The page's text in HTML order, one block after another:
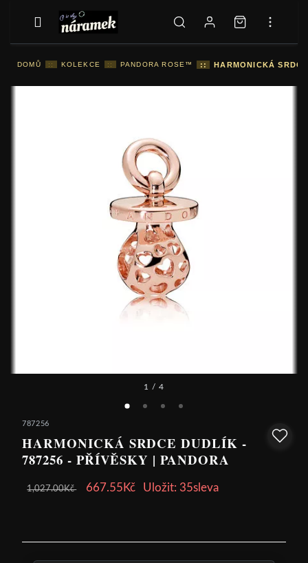
DOMŮ :: KOLEKCE :: PANDORA ROSE™ :: HARMONICKÁ
1 / 4
787256
HARMONICKÁ SRDCE DUDLÍK -
787256 - PŘÍVĚSKY | PANDORA
1,027.00Kč 667.55Kč Uložit: 35sleva